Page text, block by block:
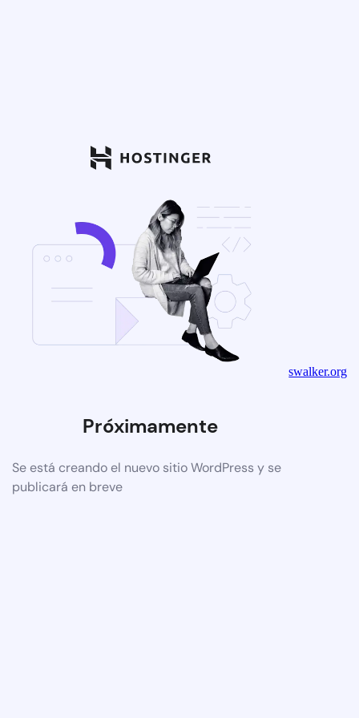
Próximamente
Se está creando el nuevo sitio WordPress y se
publicará en breve
swalker.org